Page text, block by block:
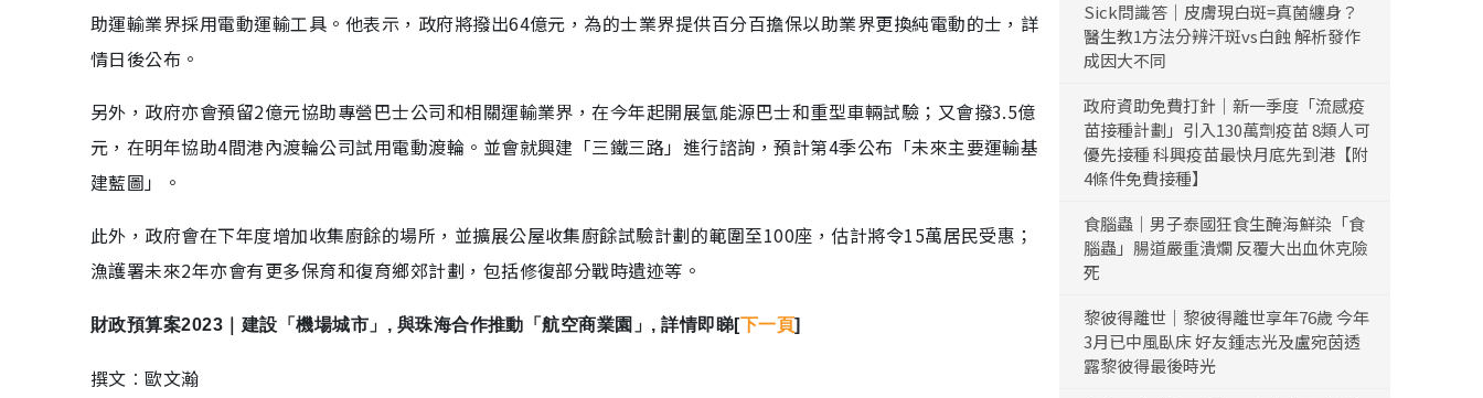
助運輸業界採用電動運輸工具。他表示，政府將撥出64億元，為的士業界提供百分百擔保以助業界更換純電動的士，詳
情日後公布。
另外，政府亦會預留2億元協助專營巴士公司和相關運輸業界，在今年起開展氫能源巴士和重型車輛試驗；又會撥3.5億
元，在明年協助4間港內渡輪公司試用電動渡輪。並會就興建「三鐵三路」進行諮詢，預計第4季公布「未來主要運輸基
建藍圖」。
此外，政府會在下年度增加收集廚餘的場所，並擴展公屋收集廚餘試驗計劃的範圍至100座，估計將令15萬居民受惠；
漁護署未來2年亦會有更多保育和復育鄉郊計劃，包括修復部分戰時遺迹等。
財政預算案2023｜建設「機場城市」, 與珠海合作推動「航空商業園」, 詳情即睇[下一頁]
撰文︰歐文瀚
Sick問識答｜皮膚現白斑=真菌纏身？
醫生教1方法分辨汗斑vs白蝕 解析發作
成因大不同
政府資助免費打針｜新一季度「流感疫
苗接種計劃」引入130萬劑疫苗 8類人可
優先接種 科興疫苗最快月底先到港【附
4條件免費接種】
食腦蟲｜男子泰國狂食生醃海鮮染「食
腦蟲」腸道嚴重潰爛 反覆大出血休克險
死
黎彼得離世｜黎彼得離世享年76歲 今年
3月已中風臥床 好友鍾志光及盧宛茵透
露黎彼得最後時光